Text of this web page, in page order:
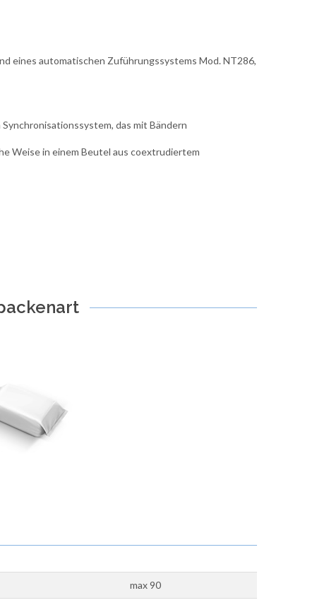
eines automatischen Zuführungssystems Mod. NT286,
das mit Bändern
Weise in einem Beutel aus coextrudiertem
max 90